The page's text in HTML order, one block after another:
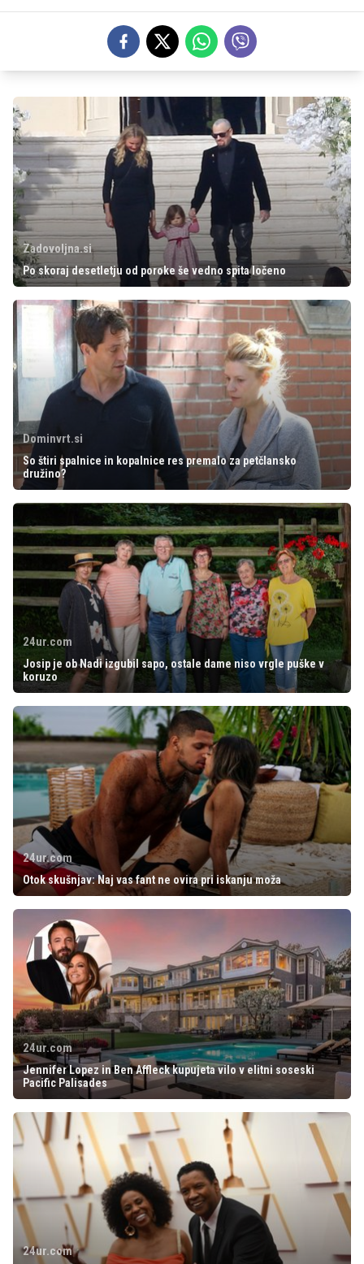
Zadovoljna.si
Po skoraj desetletju od poroke še vedno spita ločeno
Dominvrt.si
So štiri spalnice in kopalnice res premalo za petčlansko
družino?
24ur.com
Josip je ob Nadi izgubil sapo, ostale dame niso vrgle puške v
koruzo
24ur.com
Otok skušnjav: Naj vas fant ne ovira pri iskanju moža
24ur.com
Jennifer Lopez in Ben Affleck kupujeta vilo v elitni soseski
Pacific Palisades
24ur.com